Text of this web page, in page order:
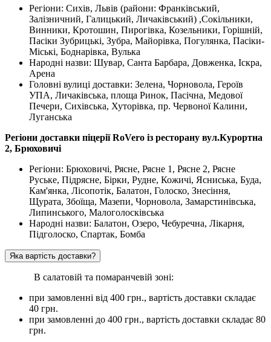
Регіони: Сихів, Львів (райони: Франківський,
Залізничний, Галицький, Личаківський) ,Сокільники,
Винники, Кротошин, Пирогівка, Козельники, Горішній,
Пасіки Зубрицькі, Зубра, Майорівка, Погулянка, Пасіки-
Міські, Боднарівка, Вулька
Народні назви: Шувар, Санта Барбара, Довженка, Іскра,
Арена
Головні вулиці доставки: Зелена, Чорновола, Героїв
УПА, Личаківська, площа Ринок, Пасічна, Медової
Печери, Сихівська, Хуторівка, пр. Червоної Калини,
Луганська
Регіони доставки піцерії RoVero із ресторану вул.Курортна
2, Брюховичі
Регіони: Брюховичі, Рясне, Рясне 1, Рясне 2, Рясне
Руське, Підрясне, Бірки, Рудне, Кожичі, Ясниська, Буда,
Кам'янка, Лісопотік, Балатон, Голоско, Знесіння,
Щурата, Збоїща, Мазепи, Чорновола, Замарстинівська,
Липинського, Малоголосківська
Народні назви: Балатон, Озеро, Чебуречна, Лікарня,
Підголоско, Спартак, Бомба
Яка вартість доставки?
В салатовій та помаранчевій зоні:
при замовленні вiд 400 грн., вартість доставки складає
40 грн.
при замовленні до 400 грн., вартість доставки складає 80
грн.